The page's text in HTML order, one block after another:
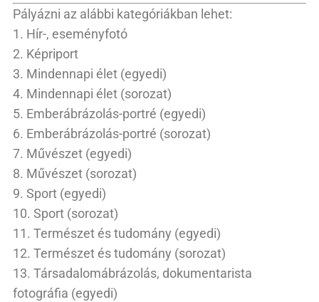
Pályázni az alábbi kategóriákban lehet:
1. Hír-, eseményfotó
2. Képriport
3. Mindennapi élet (egyedi)
4. Mindennapi élet (sorozat)
5. Emberábrázolás-portré (egyedi)
6. Emberábrázolás-portré (sorozat)
7. Művészet (egyedi)
8. Művészet (sorozat)
9. Sport (egyedi)
10. Sport (sorozat)
11. Természet és tudomány (egyedi)
12. Természet és tudomány (sorozat)
13. Társadalomábrázolás, dokumentarista
fotográfia (egyedi)